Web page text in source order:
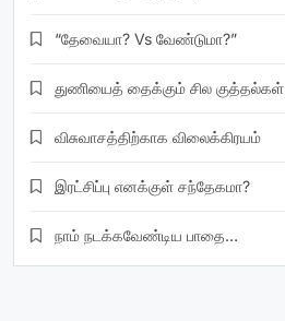
“தேவையா? Vs வேண்டுமா?”
துணியைத் தைக்கும் சில குத்தல்கள்
விசுவாசத்திற்காக விலைக்கிரயம்
இரட்சிப்பு எனக்குள் சந்தேகமா?
நாம் நடக்கவேண்டிய பாதை…